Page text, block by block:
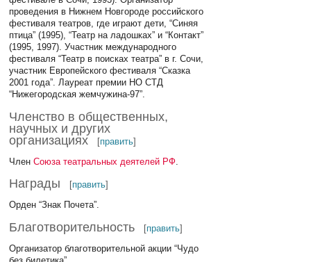
проведения в Нижнем Новгороде российского
фестиваля театров, где играют дети, “Синяя
птица” (1995), “Театр на ладошках” и “Контакт”
(1995, 1997). Участник международного
фестиваля “Театр в поисках театра” в г. Сочи,
участник Европейского фестиваля “Сказка
2001 года”. Лауреат премии НО СТД
“Нижегородская жемчужина-97”.
Членство в общественных,
научных и других
организациях
[править]
ЧленСоюза театральных деятелей РФ
Награды [править]
Орден “Знак Почета”.
Благотворительность [править]
Организатор благотворительной акции “Чудо